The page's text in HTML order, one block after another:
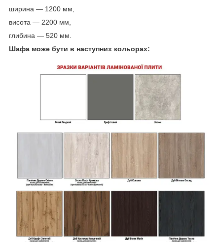
ширина — 1200 мм,
висота — 2200 мм,
глибина — 520 мм.
Шафа може бути в наступних кольорах: